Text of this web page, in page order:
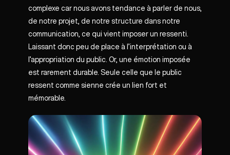
complexe car nous avons tendance à parler de nous,
de notre projet, de notre structure dans notre
communication, ce qui vient imposer un ressenti.
Laissant donc peu de place à l’interprétation ou à
l’appropriation du public. Or, une émotion imposée
est rarement durable. Seule celle que le public
ressent comme sienne crée un lien fort et
mémorable.